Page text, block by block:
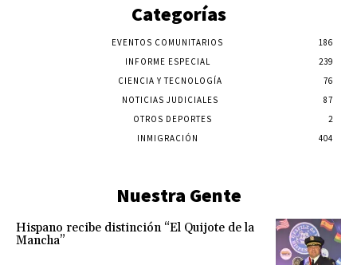
Categorías
EVENTOS COMUNITARIOS
186
INFORME ESPECIAL
239
CIENCIA Y TECNOLOGÍA
76
NOTICIAS JUDICIALES
87
OTROS DEPORTES
2
INMIGRACIÓN
404
Nuestra Gente
Hispano recibe distinción “El Quijote de la
Mancha”